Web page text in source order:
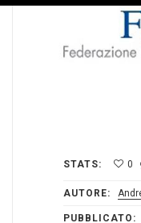
STATS: 0
AUTORE:
PUBBLICATO: